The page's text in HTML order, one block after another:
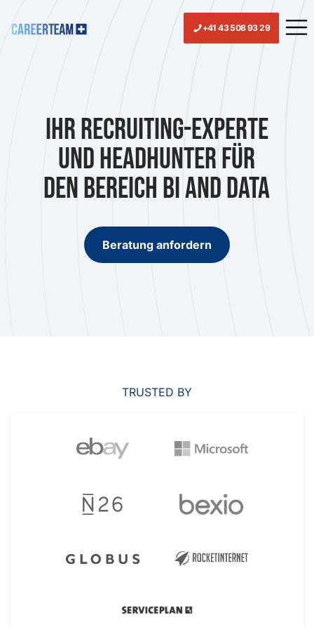
+41 43 508 93 29
Ihr Recruiting-Experte
und Headhunter für
den Bereich BI and Data
Beratung anfordern
TRUSTED BY